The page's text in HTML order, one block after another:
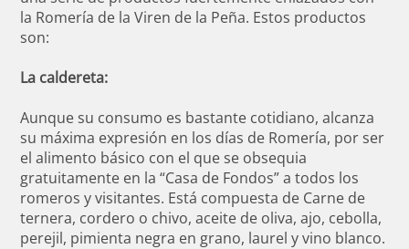
la Romería de la Viren de la Peña. Estos productos
son:
La caldereta:
Aunque su consumo es bastante cotidiano, alcanza
su máxima expresión en los días de Romería, por ser
el alimento básico con el que se obsequia
gratuitamente en la “Casa de Fondos” a todos los
romeros y visitantes. Está compuesta de Carne de
ternera, cordero o chivo, aceite de oliva, ajo, cebolla,
perejil, pimienta negra en grano, laurel y vino blanco.